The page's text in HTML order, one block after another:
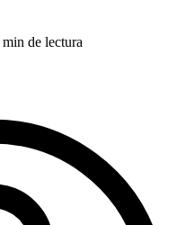
min de lectura